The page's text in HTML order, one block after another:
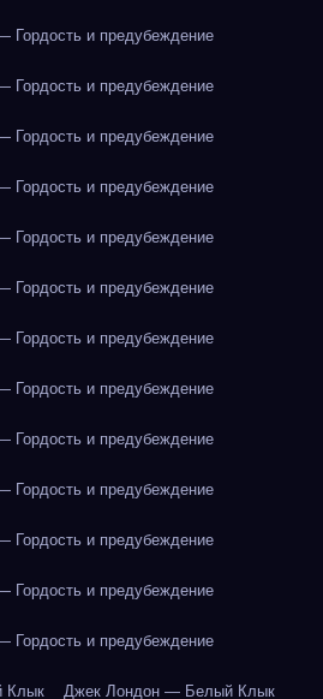
Гордость и предубеждение
Гордость и предубеждение
Гордость и предубеждение
Гордость и предубеждение
Гордость и предубеждение
Гордость и предубеждение
Гордость и предубеждение
Гордость и предубеждение
Гордость и предубеждение
Гордость и предубеждение
Гордость и предубеждение
Гордость и предубеждение
Гордость и предубеждение
Клык Джек Лондон — Белый Клык